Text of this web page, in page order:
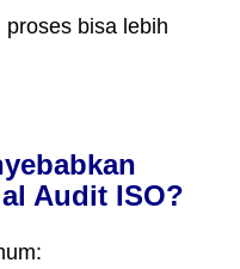
bisa lebih
Audit ISO?